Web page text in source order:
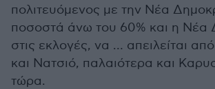
πολιτευόμενος με την Νέα
ποσοστά άνω του 60% και η Νέα
στις εκλογές, να … απειλείται
και Νατσιό, παλαιότερα και
τώρα.